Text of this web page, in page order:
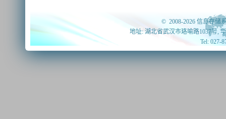
© 2008-2026 信息存储
地址: 湖北省武汉市珞喻路1037号,
Tel: 027-